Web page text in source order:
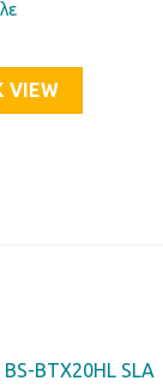
VIEW
BTX20HL SLA